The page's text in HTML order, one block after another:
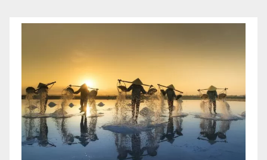
の
ペ
ー
ジ
送
り